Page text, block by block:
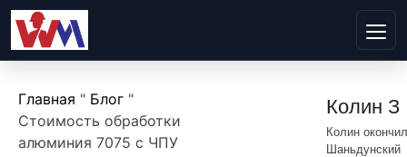
Главная " Блог "
Стоимость обработки
алюминия 7075 с ЧПУ
Колин З
Колин окончил
Шаньдунский